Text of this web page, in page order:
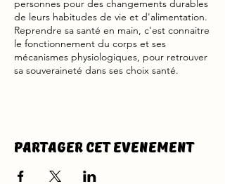
personnes pour des changements durables
de leurs habitudes de vie et d'alimentation.
Reprendre sa santé en main, c'est connaitre
le fonctionnement du corps et ses
mécanismes physiologiques, pour retrouver
sa souveraineté dans ses choix santé.
Partager cet evenement